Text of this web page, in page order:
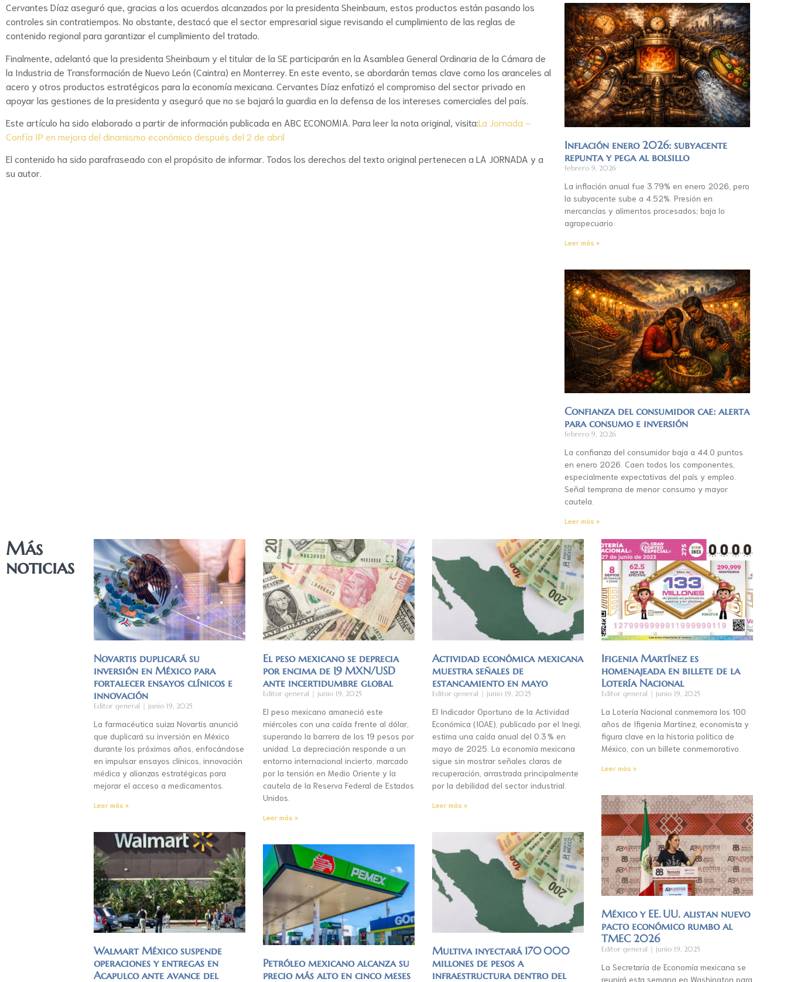
Cervantes Díaz aseguró que, gracias a los acuerdos alcanzados por la presidenta Sheinbaum, estos productos están pasando los
controles sin contratiempos. No obstante, destacó que el sector empresarial sigue revisando el cumplimiento de las reglas de
contenido regional para garantizar el cumplimiento del tratado.
Finalmente, adelantó que la presidenta Sheinbaum y el titular de la SE participarán en la Asamblea General Ordinaria de la Cámara de
la Industria de Transformación de Nuevo León (Caintra) en Monterrey. En este evento, se abordarán temas clave como los aranceles al
acero y otros productos estratégicos para la economía mexicana. Cervantes Díaz enfatizó el compromiso del sector privado en
apoyar las gestiones de la presidenta y aseguró que no se bajará la guardia en la defensa de los intereses comerciales del país.
Este artículo ha sido elaborado a partir de información publicada en ABC ECONOMIA. Para leer la nota original, visita:La Jornada –
Confía IP en mejora del dinamismo económico después del 2 de abril
El contenido ha sido parafraseado con el propósito de informar. Todos los derechos del texto original pertenecen a LA JORNADA y a
su autor.
Inflación enero 2026: subyacente
repunta y pega al bolsillo
febrero 9, 2026
La inflación anual fue 3.79% en enero 2026, pero
la subyacente sube a 4.52%. Presión en
mercancías y alimentos procesados; baja lo
agropecuario.
Leer más »
Confianza del consumidor cae: alerta
para consumo e inversión
febrero 9, 2026
La confianza del consumidor baja a 44.0 puntos
en enero 2026. Caen todos los componentes,
especialmente expectativas del país y empleo.
Señal temprana de menor consumo y mayor
cautela.
Leer más »
Más
noticias
Novartis duplicará su
inversión en México para
fortalecer ensayos clínicos e
innovación
Editor general junio 19, 2025
La farmacéutica suiza Novartis anunció
que duplicará su inversión en México
durante los próximos años, enfocándose
en impulsar ensayos clínicos, innovación
médica y alianzas estratégicas para
mejorar el acceso a medicamentos.
Leer más »
El peso mexicano se deprecia
por encima de 19 MXN/USD
ante incertidumbre global
Editor general junio 19, 2025
El peso mexicano amaneció este
miércoles con una caída frente al dólar,
superando la barrera de los 19 pesos por
unidad. La depreciación responde a un
entorno internacional incierto, marcado
por la tensión en Medio Oriente y la
cautela de la Reserva Federal de Estados
Unidos.
Leer más »
Actividad económica mexicana
muestra señales de
estancamiento en mayo
Editor general junio 19, 2025
El Indicador Oportuno de la Actividad
Económica (IOAE), publicado por el Inegi,
estima una caída anual del 0.3 % en
mayo de 2025. La economía mexicana
sigue sin mostrar señales claras de
recuperación, arrastrada principalmente
por la debilidad del sector industrial.
Leer más »
Ifigenia Martínez es
homenajeada en billete de la
Lotería Nacional
Editor general junio 19, 2025
La Lotería Nacional conmemora los 100
años de Ifigenia Martínez, economista y
figura clave en la historia política de
México, con un billete conmemorativo.
Leer más »
Walmart México suspende
operaciones y entregas en
Acapulco ante avance del
Petróleo mexicano alcanza su
precio más alto en cinco meses
Multiva inyectará 170 000
millones de pesos a
infraestructura dentro del
México y EE. UU. alistan nuevo
pacto económico rumbo al
TMEC 2026
Editor general junio 19, 2025
La Secretaría de Economía mexicana se
reunirá esta semana en Washington para